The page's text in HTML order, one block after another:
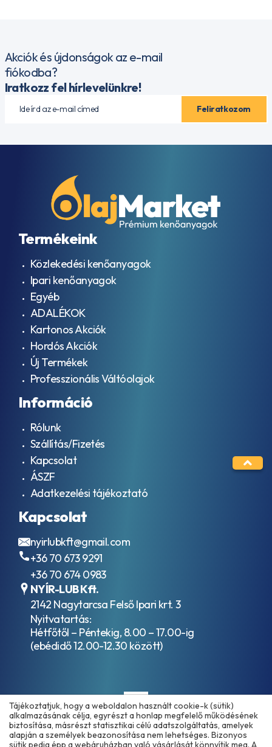
Akciók és újdonságok az e-mail
fiókodba?
Iratkozz fel hírlevelünkre!
Termékeink
Közlekedési kenőanyagok
Ipari kenőanyagok
Egyéb
ADALÉKOK
Kartonos Akciók
Hordós Akciók
Új Termékek
Professzionális Váltóolajok
Információ
Rólunk
Szállítás/Fizetés
Kapcsolat
ÁSZF
Adatkezelési tájékoztató
Kapcsolat
nyirlubkft@gmail.com
+36 70 673 9291
+36 70 674 0983
NYÍR-LUB Kft.
2142 Nagytarcsa Felső Ipari krt. 3
Nyitvatartás:
Hétfőtől – Péntekig, 8.00 – 17.00-ig
(ebédidő 12.00-12.30 között)
Tájékoztatjuk, hogy a weboldalon használt cookie-k (sütik)
alkalmazásának célja, egyrészt a honlap megfelelő működésének
biztosítása, másrészt statisztikai célú adatszolgáltatás, amelyek
alapján a személyek beazonosítása nem lehetséges. Bizonyos
sütik pedig épp a webáruházban való vásárlását könnyítik meg. A